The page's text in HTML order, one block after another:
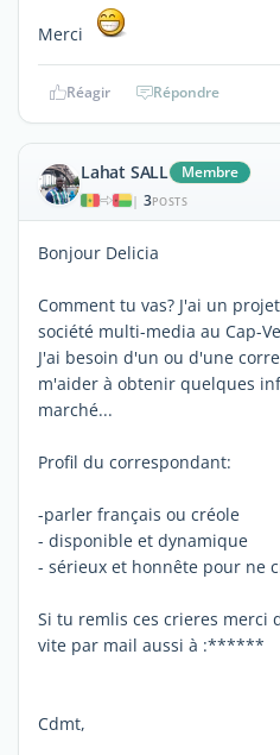
Merci
Réagir Répondre
Lahat SALL Membre
| 3POSTS
Bonjour Delicia
Comment tu vas? J'ai un
société multi-media au Cap-
J'ai besoin d'un ou d'une
m'aider à obtenir quelques
marché...
Profil du correspondant:
-parler français ou créole
- disponible et dynamique
- sérieux et honnête pour ne
Si tu remlis ces crieres merci
vite par mail aussi à :******
Cdmt,